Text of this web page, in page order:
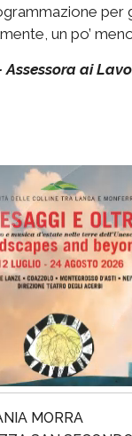
per
un po’
ai
MORRA